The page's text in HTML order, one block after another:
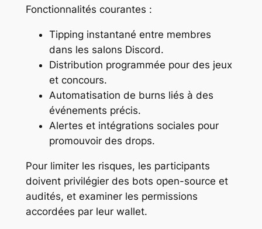
Fonctionnalités courantes :
Tipping instantané entre membres
dans les salons Discord.
Distribution programmée pour des jeux
et concours.
Automatisation de burns liés à des
événements précis.
Alertes et intégrations sociales pour
promouvoir des drops.
Pour limiter les risques, les participants
doivent privilégier des bots open-source et
audités, et examiner les permissions
accordées par leur wallet.